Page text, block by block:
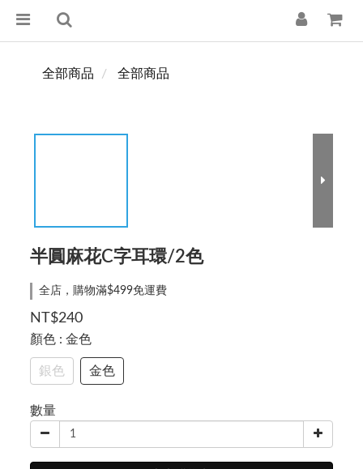
全部商品 全部商品
半圓麻花C字耳環/2色
全店，購物滿$499免運費
NT$240
顏色 : 金色
銀色 金色
數量